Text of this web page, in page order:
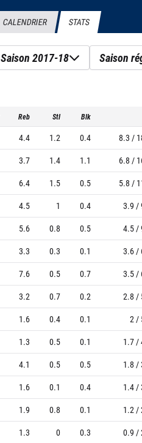
CALENDRIER STATS
Saison 2017-18 Saison
Reb Stl Blk
4.4 1.2 0.4 8.3 /
3.7 1.4 1.1 6.8 /
6.4 1.5 0.5 5.8 /
4.5 1 0.4 3.9 /
5.6 0.8 0.5 4.5 /
3.3 0.3 0.1 3.6 /
7.6 0.5 0.7 3.5 /
3.2 0.7 0.2 2.8 /
1.6 0.4 0.1 2 /
1.3 0.5 0.1 1.7 /
4.1 0.5 0.5 1.8 /
1.6 0.1 0.4 1.4 /
1.9 0.8 0.1 1.2 /
1.3 0 0.3 0.9 /